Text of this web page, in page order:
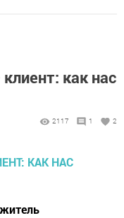
как нас
2117 1 2